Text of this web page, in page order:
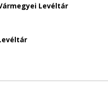
Levéltár